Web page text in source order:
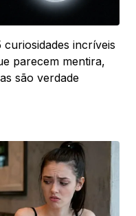
curiosidades incríveis
parecem mentira,
são verdade